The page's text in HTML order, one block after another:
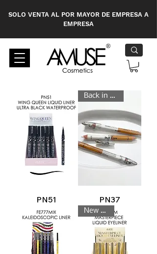
SOLO VENTA AL POR MAYOR DE EMPRESA A
EMPRESA
PN51
Back in Stock
PN37
New Look